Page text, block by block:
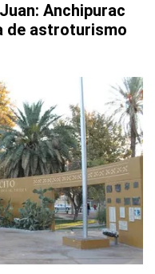
Anchipurac
de astroturismo